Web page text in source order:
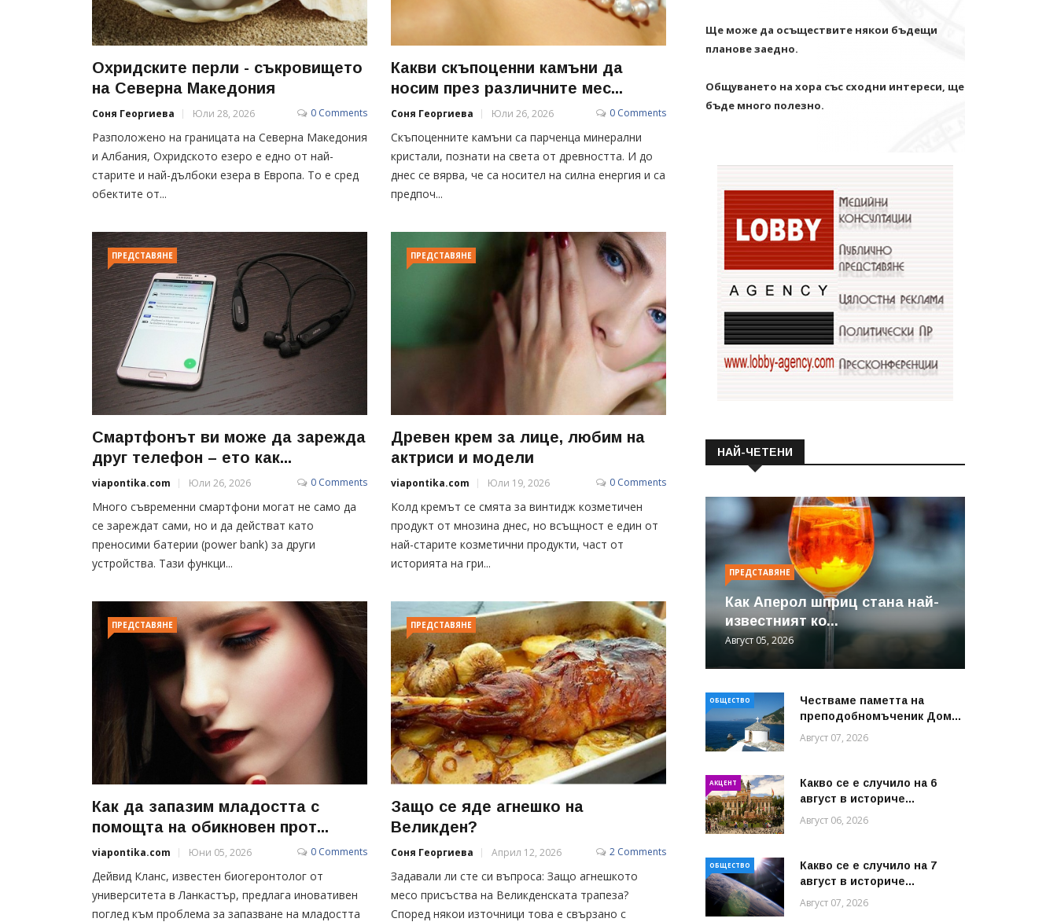
Охридските перли - съкровището
на Северна Македония
Соня Георгиева Юли 28, 2026 0 Comments
Разположено на границата на Северна Македония
и Албания, Охридското езеро е едно от най-
старите и най-дълбоки езера в Европа. То е сред
обектите от...
Какви скъпоценни камъни да
носим през различните мес...
Соня Георгиева Юли 26, 2026 0 Comments
Скъпоценните камъни са парченца минерални
кристали, познати на света от древността. И до
днес се вярва, че са носител на силна енергия и са
предпоч...
ПРЕДСТАВЯНЕ
Смартфонът ви може да зарежда
друг телефон – ето как...
viapontika.com Юли 26, 2026 0 Comments
Много съвременни смартфони могат не само да
се зареждат сами, но и да действат като
преносими батерии (power bank) за други
устройства. Тази функци...
ПРЕДСТАВЯНЕ
Древен крем за лице, любим на
актриси и модели
viapontika.com Юли 19, 2026 0 Comments
Колд кремът се смята за винтидж козметичен
продукт от мнозина днес, но всъщност е един от
най-старите козметични продукти, част от
историята на гри...
ПРЕДСТАВЯНЕ
Как да запазим младостта с
помощта на обикновен прот...
viapontika.com Юни 05, 2026 0 Comments
Дейвид Кланс, известен биогеронтолог от
университета в Ланкастър, предлага иновативен
поглед към проблема за запазване на младостта
ПРЕДСТАВЯНЕ
Защо се яде агнешко на
Великден?
Соня Георгиева Април 12, 2026 2 Comments
Задавали ли сте си въпроса: Защо агнешкото
месо присъства на Великденската трапеза?
Според някои източници това е свързано с
Ще може да осъществите някои бъдещи
планове заедно.
Общуването на хора със сходни интереси, ще
бъде много полезно.
НАЙ-ЧЕТЕНИ
ПРЕДСТАВЯНЕ
Как Аперол шприц стана най-
известният ко...
Август 05, 2026
ОБЩЕСТВО
Честваме паметта на
преподобномъченик Дом...
Август 07, 2026
АКЦЕНТ
Какво се е случило на 6
август в историче...
Август 06, 2026
ОБЩЕСТВО
Какво се е случило на 7
август в историче...
Август 07, 2026